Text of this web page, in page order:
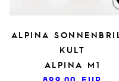
ALPINA
KULT
ALPINA M1